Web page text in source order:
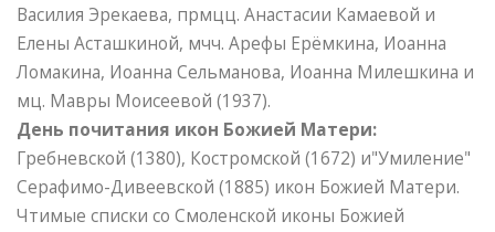
Василия Эрекаева, прмцц. Анастасии Камаевой и
Елены Асташкиной, мчч. Арефы Ерёмкина, Иоанна
Ломакина, Иоанна Сельманова, Иоанна Милешкина и
мц. Мавры Моисеевой (1937).
День почитания икон Божией Матери:
Гребневской (1380), Костромской (1672) и"Умиление"
Серафимо-Дивеевской (1885) икон Божией Матери.
Чтимые списки со Смоленской иконы Божией